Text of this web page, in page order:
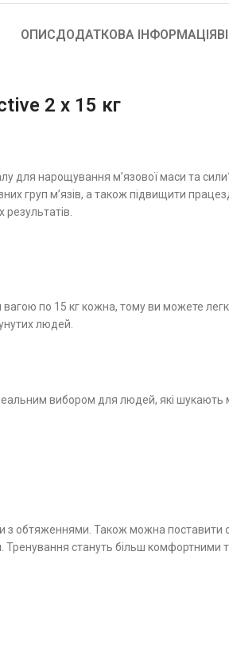
ОПИСДОДАТКОВА ІНФОРМАЦІЯ
2 х 15 кг
нарощування м’язової маси та
груп м’язів, а також підвищити
по 15 кг кожна, тому ви можете
людей.
вибором для людей, які
з обтяженнями. Також можна
Тренування стануть більш комфортними